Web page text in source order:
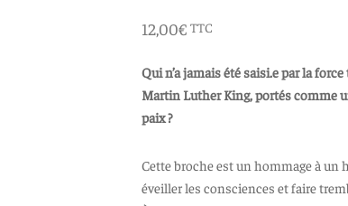
12,00€ TTC
Qui n’a jamais été saisi.e par la
Martin Luther King, portés comme
paix ?
Cette broche est un hommage à un
éveiller les consciences et faire